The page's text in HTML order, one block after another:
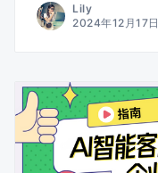
Lily
2024年12月17日